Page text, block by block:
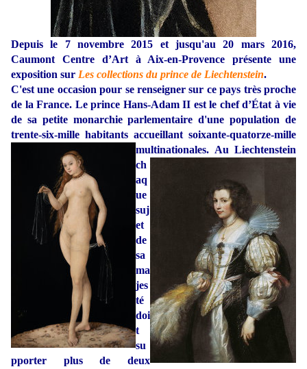
Depuis le 7 novembre 2015 et jusqu'au 20 mars 2016,
Caumont Centre d’Art à Aix-en-Provence présente une
exposition sur Les collections du prince de Liechtenstein.
C'est une occasion pour se renseigner sur ce pays très proche
de la France. Le prince Hans-Adam II est le chef d’État à vie
de sa petite monarchie parlementaire d'une population de
trente-six-mille habitants accueillant soixante-quatorze-mille
multinationales. Au Liechtenstein
ch
aq
ue
suj
et
de
sa
ma
jes
té
doi
t
su
pporter plus de deux